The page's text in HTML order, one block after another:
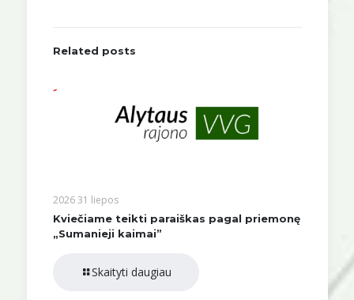
Related posts
2026 31 liepos
Kviečiame teikti paraiškas pagal priemonę
„Sumanieji kaimai”
Skaityti daugiau